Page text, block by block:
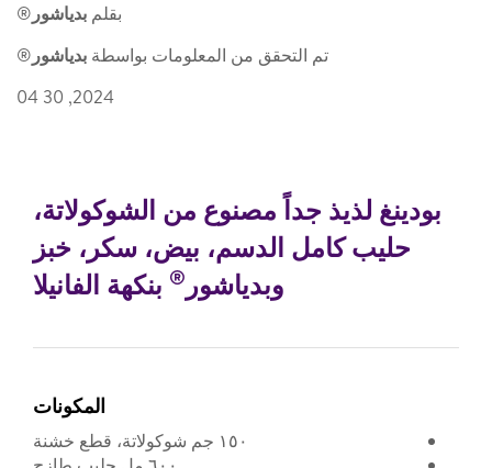
بقلم بدياشور ®
تم التحقق من المعلومات بواسطة بدياشور ®
2024, 30 04
بودينغ لذيذ جداً مصنوع من الشوكولاتة،
حليب كامل الدسم، بيض، سكر، خبز
وبدياشور ® بنكهة الفانيلا
المكونات
١٥٠ جم شوكولاتة، قطع خشنة